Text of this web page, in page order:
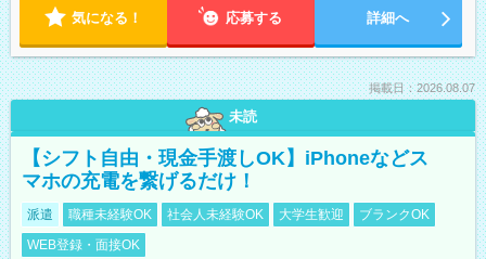
気になる！ 応募する 詳細へ
掲載日：2026.08.07
未読
【シフト自由・現金手渡しOK】iPhoneなどス
マホの充電を繋げるだけ！
派遣 職種未経験OK 社会人未経験OK 大学生歓迎
ブランクOK
WEB登録・面接OK